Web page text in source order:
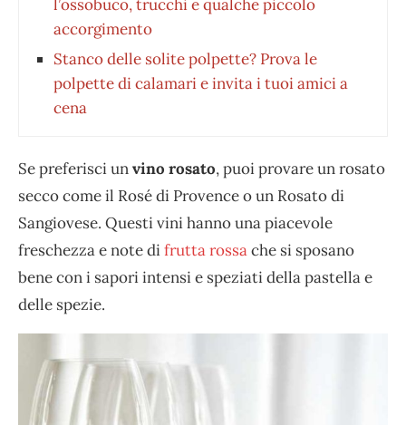
l’ossobuco, trucchi e qualche piccolo
accorgimento
Stanco delle solite polpette? Prova le
polpette di calamari e invita i tuoi amici a
cena
Se preferisci unvino rosato, puoi provare un rosato
secco come il Rosé di Provence o un Rosato di
Sangiovese. Questi vini hanno una piacevole
freschezza e note difrutta rossache si sposano
bene con i sapori intensi e speziati della pastella e
delle spezie.